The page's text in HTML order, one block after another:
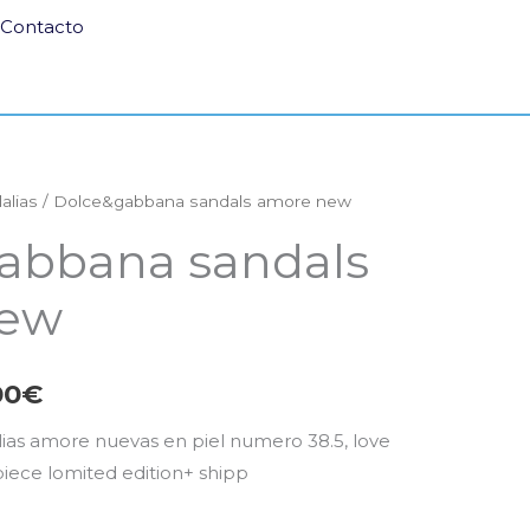
Contacto
/ Dolce&gabbana sandals amore new
sandals
€
El
precio
actual
250,00€.
amore nuevas en piel numero 38.5, love
lomited edition+ shipp